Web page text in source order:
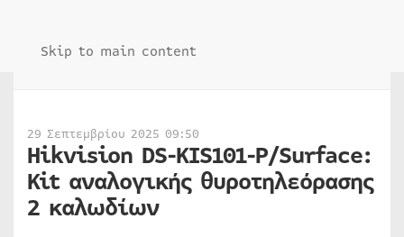
Skip to main content
29 Σεπτεμβρίου 2025 09:50
Hikvision DS-KIS101-P/Surface:
Kit αναλογικής θυροτηλεόρασης
2 καλωδίων